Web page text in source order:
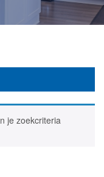
je zoekcriteria